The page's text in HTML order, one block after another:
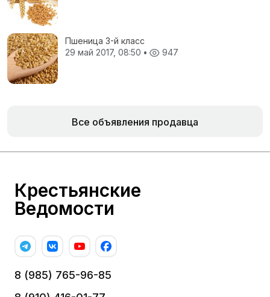
Пшеница 3-й класс
29 май 2017, 08:50 • 947
Все объявления продавца
Крестьянские
Ведомости
8 (985) 765-96-85